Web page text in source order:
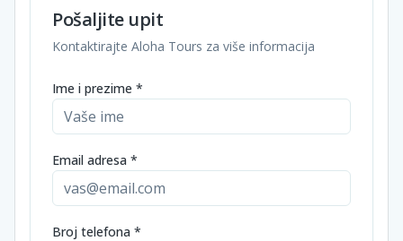
Pošaljite upit
Kontaktirajte Aloha Tours za više informacija
Ime i prezime *
Email adresa *
Broj telefona *